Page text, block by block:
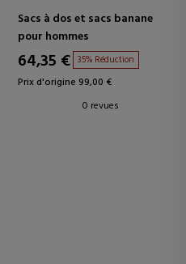
Sacs à dos et sacs banane
pour hommes
64,35 € 35% Réduction
Prix d'origine 99,00 €
0 revues